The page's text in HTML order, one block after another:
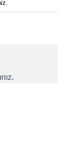
.